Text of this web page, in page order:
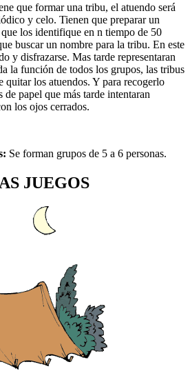
que formar una tribu, el atuendo será
y celo. Tienen que preparar un
los identifique en n tiempo de 50
buscar un nombre para la tribu. En este
y disfrazarse. Mas tarde representaran
la función de todos los grupos, las tribus
quitar los atuendos. Y para recogerlo
de papel que más tarde intentaran
los ojos cerrados.
Se forman grupos de 5 a 6 personas.
JUEGOS